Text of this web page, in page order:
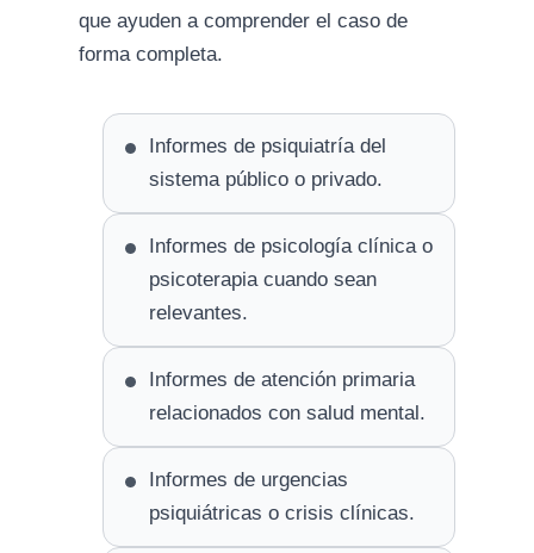
que ayuden a comprender el caso de
forma completa.
Informes de psiquiatría del
sistema público o privado.
Informes de psicología clínica o
psicoterapia cuando sean
relevantes.
Informes de atención primaria
relacionados con salud mental.
Informes de urgencias
psiquiátricas o crisis clínicas.